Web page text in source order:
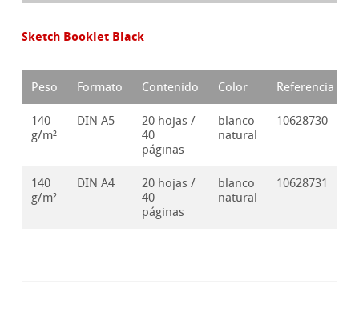
Sketch Booklet Black
Peso Formato Contenido Color Referencia
140
g/m²
DIN A5
20 hojas /
40
páginas
blanco
natural
10628730
140
g/m²
DIN A4
20 hojas /
40
páginas
blanco
natural
10628731